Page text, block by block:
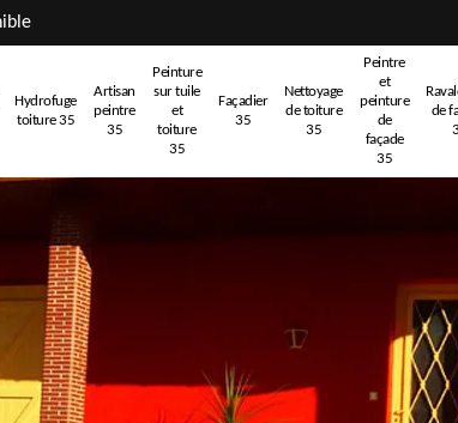
Hydrofuge
toiture 35
Artisan
peintre
35
Peinture
sur tuile
et
toiture
35
Façadier
35
Nettoyage
de toiture
35
Peintre
et
peinture
de
façade
35
de